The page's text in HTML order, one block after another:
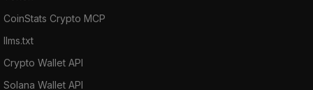
CoinStats Crypto MCP
llms.txt
Crypto Wallet API
Solana Wallet API